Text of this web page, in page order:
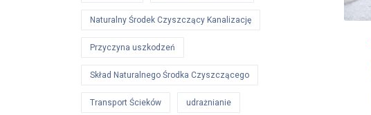
Naturalny Środek Czyszczący Kanalizację
Przyczyna uszkodzeń
Skład Naturalnego Środka Czyszczącego
Transport Ścieków udrażnianie